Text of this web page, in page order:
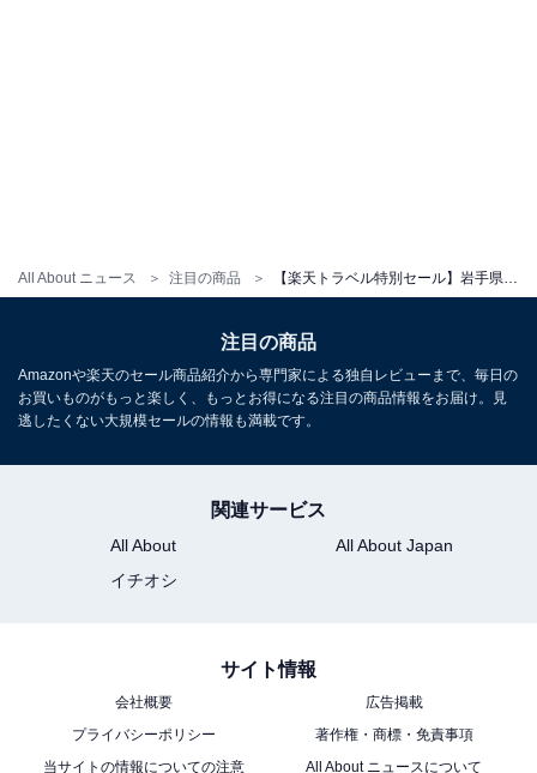
All About ニュース 注目の商品
注目の商品
Amazonや楽天のセール商品紹介から専門家による独自レビューまで、毎日の
お買いものがもっと楽しく、もっとお得になる注目の商品情報をお届け。見
逃したくない大規模セールの情報も満載です。
関連サービス
All About
All About Japan
イチオシ
サイト情報
会社概要
広告掲載
プライバシーポリシー
著作権・商標・免責事項
当サイトの情報についての注意
All About ニュースについて